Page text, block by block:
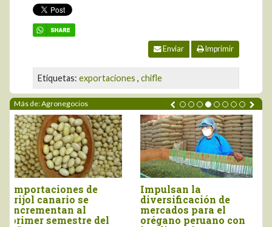
Enviar Imprimir
Etiquetas: exportaciones , chifle
Más de: Agronegocios
Perú importó vino por
más de US$ 16,4
millones, entre enero
y junio
Tres pilares para
impulsar la
competitividad del
agro peruano